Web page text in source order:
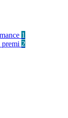
1
premi 2